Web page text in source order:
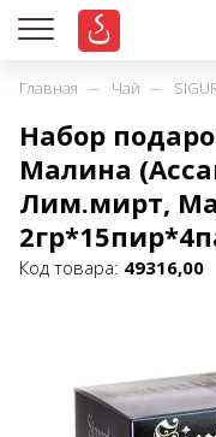
Главная Чай
Набор
Малина
Лим.мирт,
Код товара: 49316,00